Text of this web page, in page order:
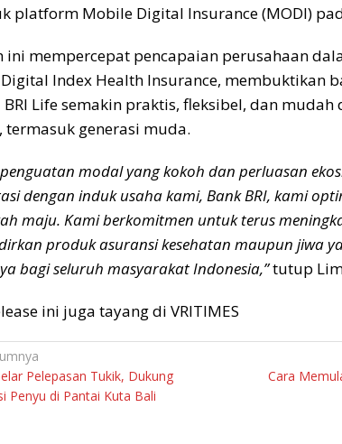
platform Mobile Digital Insurance (MODI)
ini mempercepat pencapaian perusahaan
Index Health Insurance, membuktikan
Life semakin praktis, fleksibel, dan mudah
termasuk generasi muda.
modal yang kokoh dan perluasan
dengan induk usaha kami, Bank BRI, kami
maju. Kami berkomitmen untuk terus
produk asuransi kesehatan maupun jiwa
bagi seluruh masyarakat Indonesia,”tutup
ini juga tayang di VRITIMES
Pelepasan Tukik, Dukung
Penyu di Pantai Kuta Bali
Cara